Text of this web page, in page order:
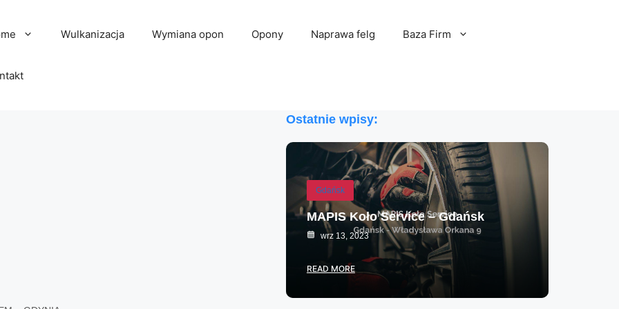
Wulkanizacja Wymiana opon Opony Naprawa felg Baza Firm
Ostatnie wpisy:
Gdańsk
MAPIS Koło Service – Gdańsk
wrz 13, 2023
READ MORE